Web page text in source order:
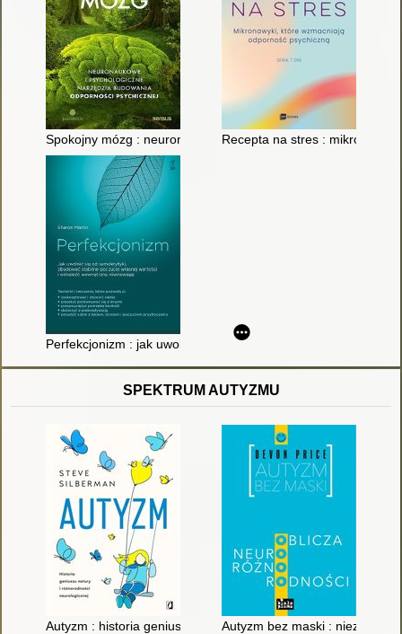
Spokojny mózg : neuronaukowe i psychologiczne narzędzia
Recepta na stres :
Perfekcjonizm : jak uwolnić się od samokrytyki, zbudować
SPEKTRUM AUTYZMU
Autyzm : historia geniuszu natury i różnorodności
Autyzm bez maski : nieznane